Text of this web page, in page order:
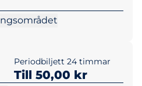
Periodbiljett 24 timmar
Till 50,00 kr